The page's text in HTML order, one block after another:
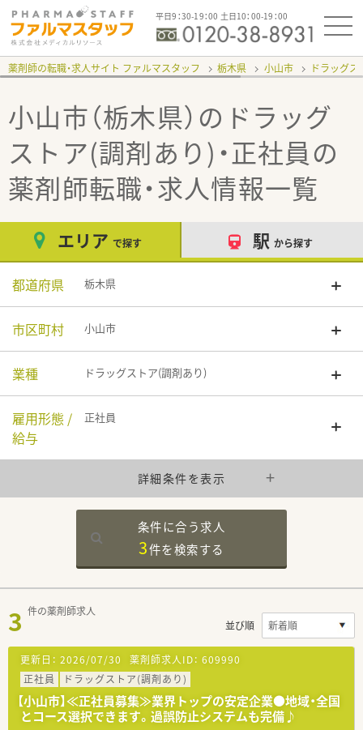
平日9：30-19：00 土日10：00-19：00
薬剤師の転職・求人サイト ファルマスタッフ 栃木県 小山市 ドラッグ
小山市（栃木県）のドラッグ
ストア(調剤あり)・正社員の
薬剤師転職・求人情報一覧
エリア で探す 駅 から探す
都道府県 栃木県
市区町村 小山市
業種 ドラッグストア(調剤あり)
雇用形態 /
給与
正社員
詳細条件を表示
条件に合う求人
3件を検索する
3 件の薬剤師求人
並び順
更新日： 2026/07/30 薬剤師求人ID： 609990
正社員
ドラッグストア(調剤あり)
【小山市】≪正社員募集≫業界トップの安定企業●地域・全国
とコース選択できます。過誤防止システムも完備♪